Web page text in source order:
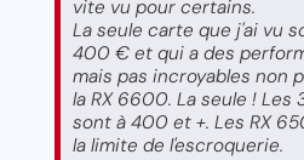
vite vu pour certains.
La seule carte que j'ai vu
400 € et qui a des
mais pas incroyables non
la RX 6600. La seule !
sont à 400 et +. Les RX
la limite de l'escroquerie.